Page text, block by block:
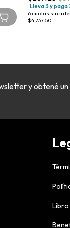
Lleva 3 y paga
6 cuotas sin
$4.737,50
y obtené
Libro